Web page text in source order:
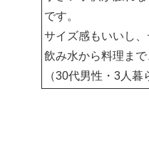
です。
サイズ感もいいし、
飲み水から料理まで
（30代男性・3人暮